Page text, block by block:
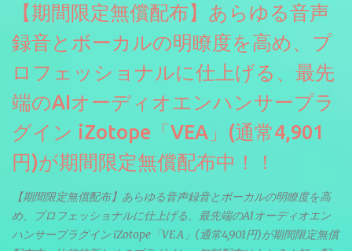
【期間限定無償配布】あらゆる音声
録音とボーカルの明瞭度を高め、プ
ロフェッショナルに仕上げる、最先
端のAIオーディオエンハンサープラ
グイン iZotope「VEA」(通常4,901
円)が期間限定無償配布中！！
【期間限定無償配布】あらゆる音声録音とボーカルの明瞭度を高
め、プロフェッショナルに仕上げる、最先端のAIオーディオエン
ハンサープラグイン iZotope「VEA」(通常4,901円)が期間限定無償